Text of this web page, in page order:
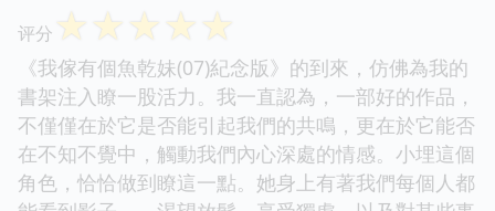
评分 ☆☆☆☆☆
《我傢有個魚乾妹(07)紀念版》的到來，仿佛為我的
書架注入瞭一股活力。我一直認為，一部好的作品，
不僅僅在於它是否能引起我們的共鳴，更在於它能否
在不知不覺中，觸動我們內心深處的情感。小埋這個
角色，恰恰做到瞭這一點。她身上有著我們每個人都